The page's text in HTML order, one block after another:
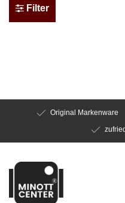
Filter
Original Markenware